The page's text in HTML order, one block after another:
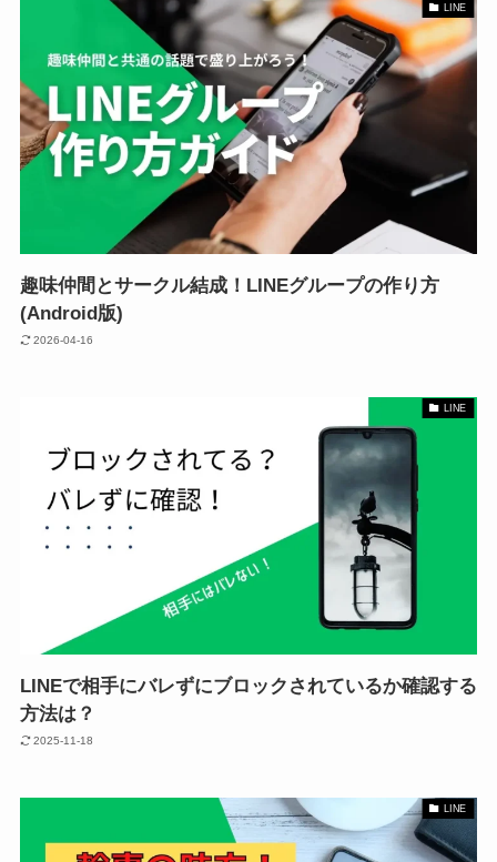
LINE
趣味仲間とサークル結成！LINEグループの作り方
(Android版)
2026-04-16
LINE
LINEで相手にバレずにブロックされているか確認する
方法は？
2025-11-18
LINE